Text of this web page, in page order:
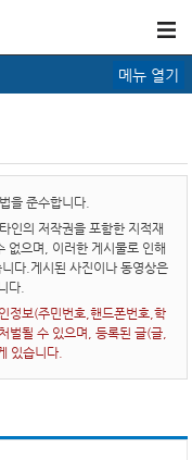
메뉴 열기
을 준수합니다.
인의 저작권을 포함한 지적재
없으며, 이러한 게시물로 인해
다.게시된 사진이나 동영상은
다.
정보(주민번호,핸드폰번호,학
벌될 수 있으며, 등록된 글(글,
있습니다.